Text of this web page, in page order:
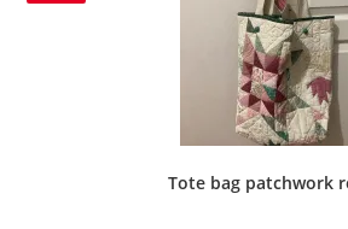
Tote bag patchwork